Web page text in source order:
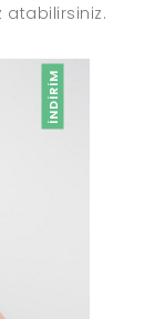
atabilirsiniz.
İNDIRIM